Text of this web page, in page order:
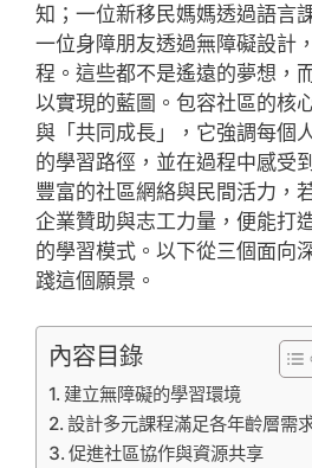
知；一位新移民媽媽透過語言
一位身障朋友透過無障礙設計
程。這些都不是遙遠的夢想，
以實現的藍圖。包容社區的核
與「共同成長」，它強調每個
的學習路徑，並在過程中感受
豐富的社區網絡與民間活力，
企業贊助與志工力量，便能打
的學習模式。以下從三個面向
踐這個願景。
內容目錄
建立無障礙的學習環境
設計多元課程滿足各年齡層需
促進社區協作與資源共享